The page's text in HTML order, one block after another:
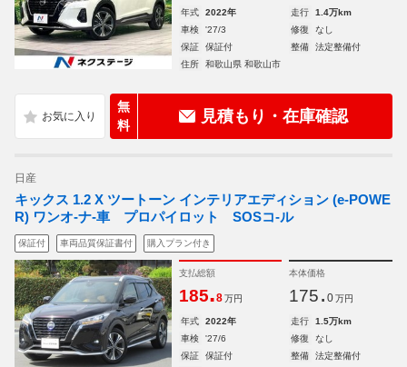
年式 2022年 走行
1.4万km
車検
'27/3 修復
なし
保証
保証付 整備
法定整備付
住所
和歌山県 和歌山市
無
料
見積もり・在庫確認
日産
キックス 1.2 X ツートーン インテリアエディション (e-POWE
R) ワンオ-ナ-車 プロパイロット SOSコ-ル
保証付 車両品質保証書付 購入プラン付き
支払総額
185.8 万円
本体価格
175. 0 万円
年式 2022年 走行
1.5万km
車検
'27/6 修復
なし
保証
保証付 整備
法定整備付